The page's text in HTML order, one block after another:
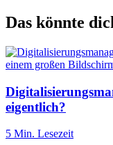
Das könnte
eigentlich?
5 Min. Lesezeit